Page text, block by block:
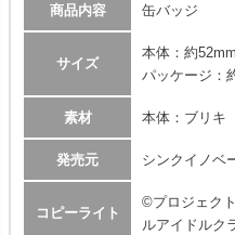
商品内容 缶バッジ
サイズ
本体：約
パッケージ：
素材 本体：ブリキ
発売元 シンクイノベ
コピーライト
©プロジェク
ルアイドルク